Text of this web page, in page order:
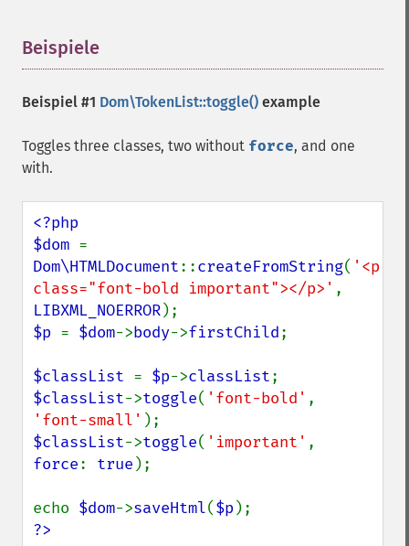
Beispiele
Beispiel #1 Dom\TokenList::toggle() example
Toggles three classes, two without force, and one
with.
<?php
$dom
Dom\HTMLDocument::createFromString( '<p
class="font-bold important"></p>'
LIBXML_NOERROR
$p = $dom->body->firstChild;
$classList = $p->classList
$classList->toggle( 'font-bold'
'font-small'
$classList->toggle( 'important'
force: true );
echo $dom->saveHtml($p
?>